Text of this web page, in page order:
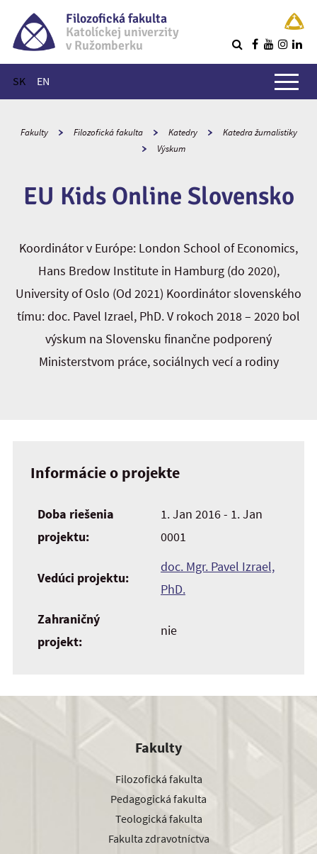
Filozofická fakulta
Katolíckej univerzity
v Ružomberku
SK EN
Hlavné menu
Fakulty Filozofická fakulta Katedry
Katedra žurnalistiky
Výskum
EU Kids Online Slovensko
Koordinátor v Európe: London School of Economics,
Hans Bredow Institute in Hamburg (do 2020),
University of Oslo (Od 2021) Koordinátor slovenského
tímu: doc. Pavel Izrael, PhD. V rokoch 2018 – 2020 bol
výskum na Slovensku finančne podporený
Ministerstvom práce, sociálnych vecí a rodiny
Informácie o projekte
Doba riešenia
projektu:
1. Jan 2016 - 1. Jan
0001
Vedúci projektu:
doc. Mgr. Pavel Izrael,
PhD.
Zahraničný
projekt:
nie
Fakulty
Filozofická fakulta
Pedagogická fakulta
Teologická fakulta
Fakulta zdravotníctva